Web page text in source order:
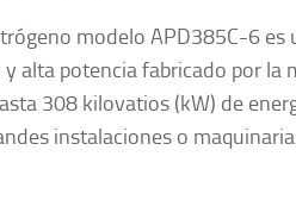
modelo APD385C-6
alta potencia fabricado por la
308 kilovatios (kW) de
instalaciones o